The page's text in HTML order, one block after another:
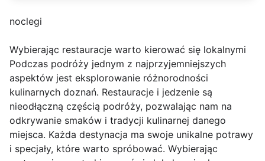
noclegi
Wybierając restauracje warto kierować się lokalnymi
Podczas podróży jednym z najprzyjemniejszych
aspektów jest eksplorowanie różnorodności
kulinarnych doznań. Restauracje i jedzenie są
nieodłączną częścią podróży, pozwalając nam na
odkrywanie smaków i tradycji kulinarnej danego
miejsca. Każda destynacja ma swoje unikalne potrawy
i specjały, które warto spróbować. Wybierając